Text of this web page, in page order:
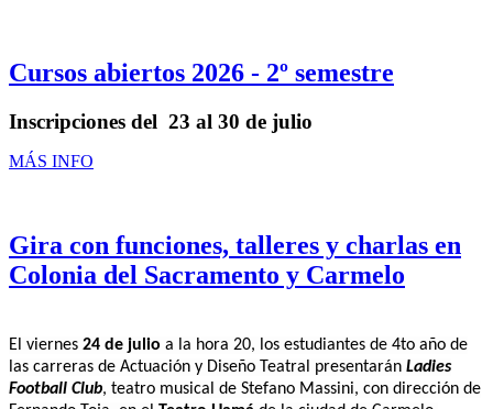
Cursos abiertos 2026 - 2º semestre
Inscripciones del 23 al 30 de julio
MÁS INFO
Gira con funciones, talleres y charlas en
Colonia del Sacramento y Carmelo
El viernes 24 de julio a la hora 20, los estudiantes de 4to año de
las carreras de Actuación y Diseño Teatral presentarán Ladies
Football Club, teatro musical de Stefano Massini, con dirección de